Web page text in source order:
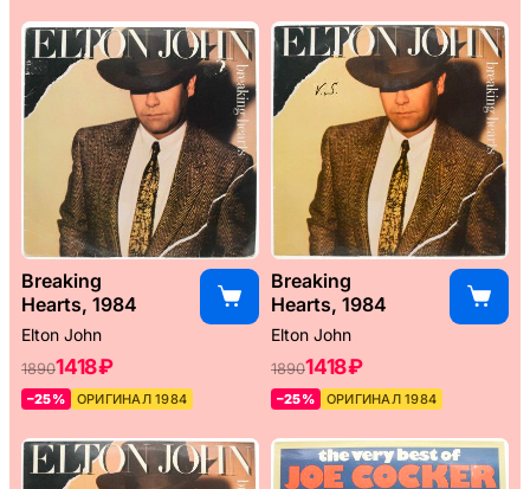
Breaking
Hearts, 1984
Elton John
18901418 ₽
–25% ОРИГИНАЛ 1984
Breaking
Hearts, 1984
Elton John
18901418 ₽
–25% ОРИГИНАЛ 1984